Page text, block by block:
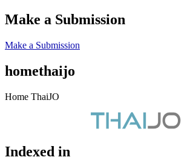
Make a Submission
Make a Submission
homethaijo
Home ThaiJO
Indexed in